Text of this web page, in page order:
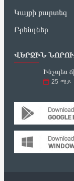
Կայքի քարտեզ
Բրենդներ
ՎԵՐՋԻՆ
Ինչպես
25 ሜይ